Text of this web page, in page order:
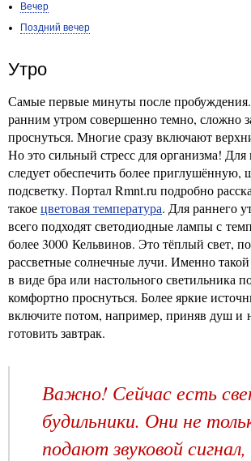
Вечер
Поздний вечер
Утро
Самые первые минуты после
ранним утром совершенно темно, сложно
проснуться. Многие сразу включают
Но это сильный стресс для организма! Для
следует обеспечить более
подсветку. Портал Rmnt.ru подробно
такоецветовая температура. Для раннего
всего подходят светодиодные лампы с
более 3000 Кельвинов. Это тёплый свет,
рассветные солнечные лучи. Именно
в виде бра или настольного светильника
комфортно проснуться. Более яркие
включите потом, например, приняв душ и
готовить завтрак.
Важно! Сейчас есть
будильники. Они не
подают звуковой